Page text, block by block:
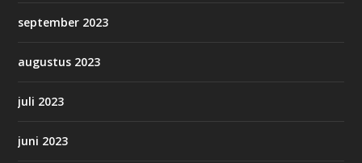
september 2023
augustus 2023
juli 2023
juni 2023